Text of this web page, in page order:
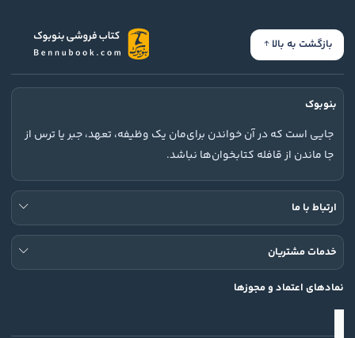
بازگشت به بالا
بنوبوک
جایی است که در آن خواندن برای‌مان یک وظیفه، تعهد، جبر یا ترس از
جا ماندن از قافله کتابخوان‌ها نباشد.
ارتباط با ما
خدمات مشتریان
نمادهای اعتماد و مجوزها